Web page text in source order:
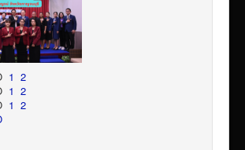
1 2
1 2
1 2